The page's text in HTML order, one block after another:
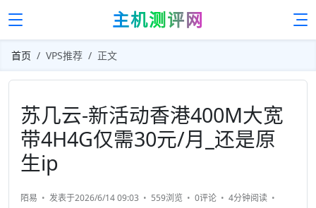
主机测评网
首页 VPS推荐 正文
苏几云-新活动香港400M大宽
带4H4G仅需30元/月_还是原
生ip
陌易 发表于2026/6/14 09:03 559浏览 0评论 4分钟阅读